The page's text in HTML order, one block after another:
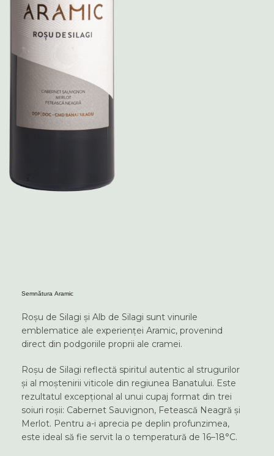
Semnătura Aramic
Roșu de Silagi și Alb de Silagi sunt vinurile
emblematice ale experienței Aramic, provenind
direct din podgoriile proprii ale cramei.
Roșu de Silagi reflectă spiritul autentic al strugurilor
și al moștenirii viticole din regiunea Banatului. Este
rezultatul excepțional al unui cupaj format din trei
soiuri roșii: Cabernet Sauvignon, Fetească Neagră și
Merlot. Pentru a-i aprecia pe deplin profunzimea,
este ideal să fie servit la o temperatură de 16–18°C.